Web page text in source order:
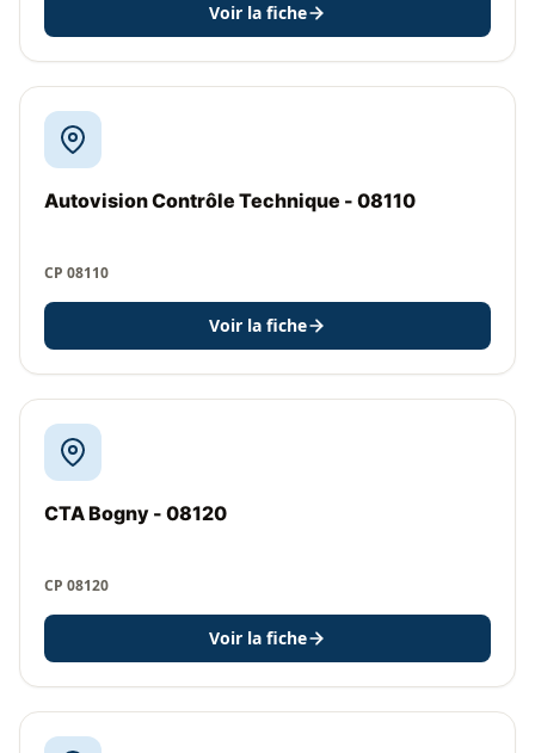
Voir la fiche
Autovision Contrôle Technique - 08110
CP 08110
Voir la fiche
CTA Bogny - 08120
CP 08120
Voir la fiche